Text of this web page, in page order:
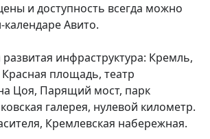
и доступность всегда можно
Авито.
инфраструктура: Кремль,
площадь, театр
Цоя, Парящий мост, парк
галерея, нулевой километр.
Кремлевская набережная.